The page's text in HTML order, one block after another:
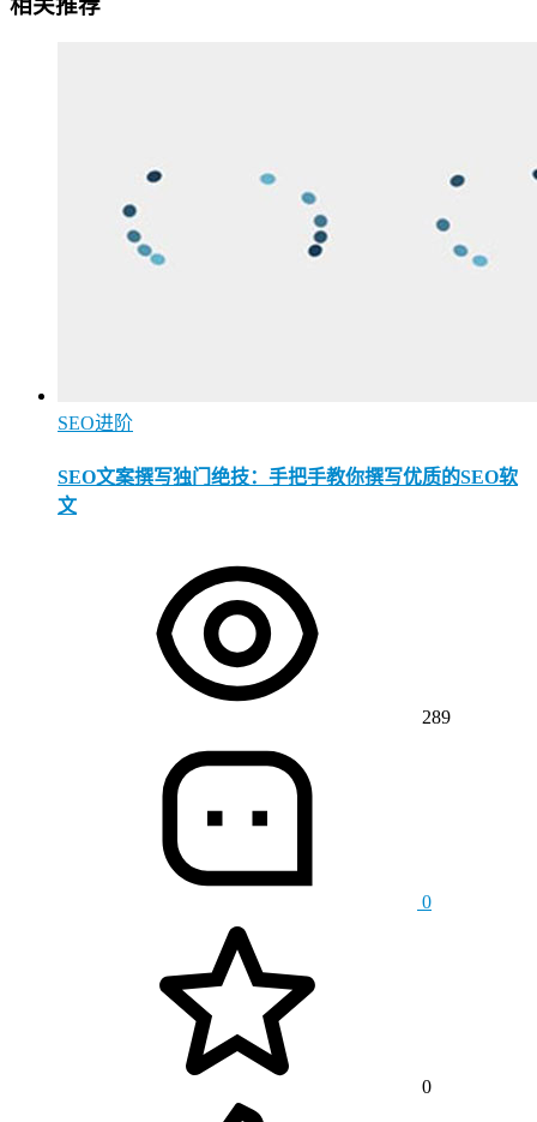
相关推荐
SEO进阶
SEO文案撰写独门绝技：手把手教你撰写优质的SEO软
文
289
0
0